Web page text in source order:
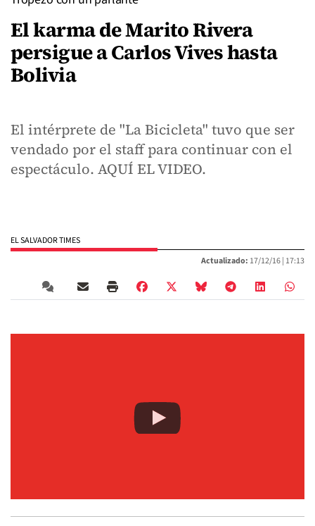
El karma de Marito Rivera
persigue a Carlos Vives hasta
Bolivia
El intérprete de "La Bicicleta" tuvo que ser
vendado por el staff para continuar con el
espectáculo. AQUÍ EL VIDEO.
EL SALVADOR TIMES
Actualizado: 17/12/16 | 17:13